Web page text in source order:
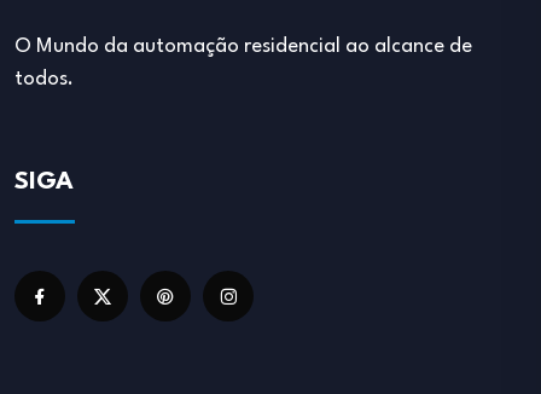
O Mundo da automação residencial ao alcance de
todos.
SIGA